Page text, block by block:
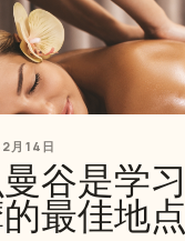
月14日
谷是学
最佳地点